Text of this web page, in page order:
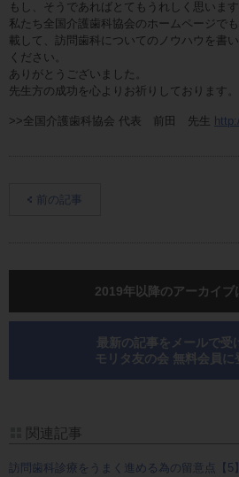
もし、そうであればとてもうれしく思います
私たち全国介護歯科協会のホームページで
載して、訪問歯科についてのノウハウを書
ください。
ありがとうございました。
先生方の成功を心よりお祈りしております。
>>全国介護歯科協会 代表 前田 先生
前の記事
2019年以降のアーカイブ
最新の記事をメールで受
モリタ友の会 無料会員に
関連記事
訪問歯科診療をうまく進める為の留意点【5